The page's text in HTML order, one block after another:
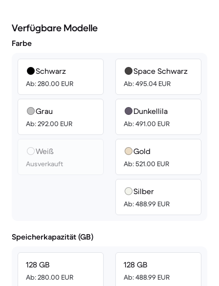
Verfügbare Modelle
Farbe
Schwarz
Ab: 280.00 EUR
Grau
Ab: 292.00 EUR
Weiß
Ausverkauft
Space Schwarz
Ab: 495.04 EUR
Dunkellila
Ab: 491.00 EUR
Gold
Ab: 521.00 EUR
Silber
Ab: 488.99 EUR
Speicherkapazität (GB)
128 GB
Ab: 280.00 EUR
128 GB
Ab: 488.99 EUR